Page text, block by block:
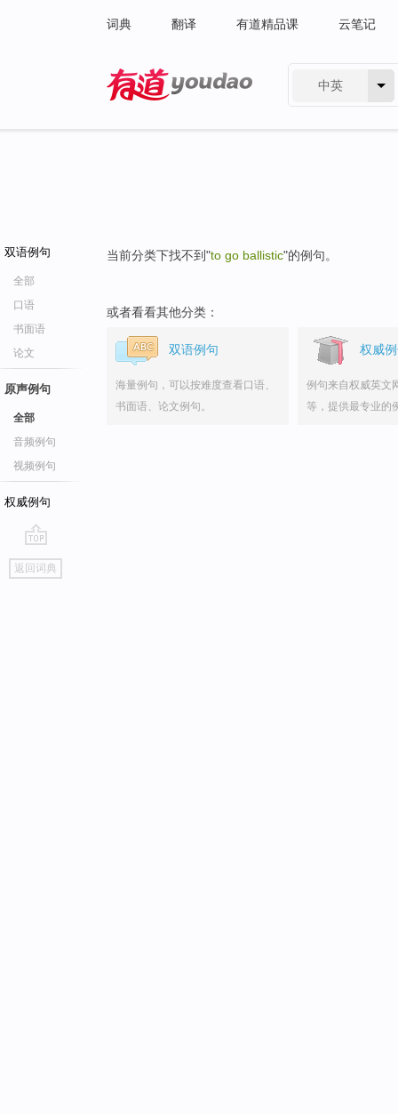
词典 翻译 有道精品课 云笔记
中英
双语例句
全部
口语
书面语
论文
原声例句
全部
音频例句
视频例句
权威例句
go
top
返回词典
当前分类下找不到"to go ballistic"的例句。
或者看看其他分类：
双语例句
海量例句，可以按难度查看口语、
书面语、论文例句。
权威
例句来自权威英文
等，提供最专业的